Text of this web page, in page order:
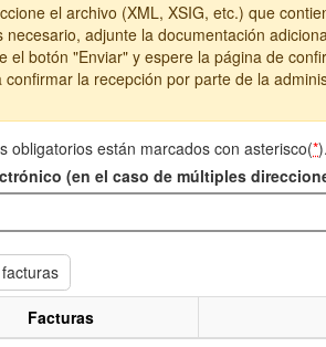
el archivo (XML, XSIG, etc.) que
necesario, adjunte la documentación
el botón "Enviar" y espere la página de
confirmar la recepción por parte de la
obligatorios están marcados con asterisco(*).
(en el caso de múltiples
Facturas